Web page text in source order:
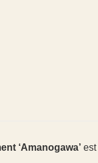
‘Amanogawa’